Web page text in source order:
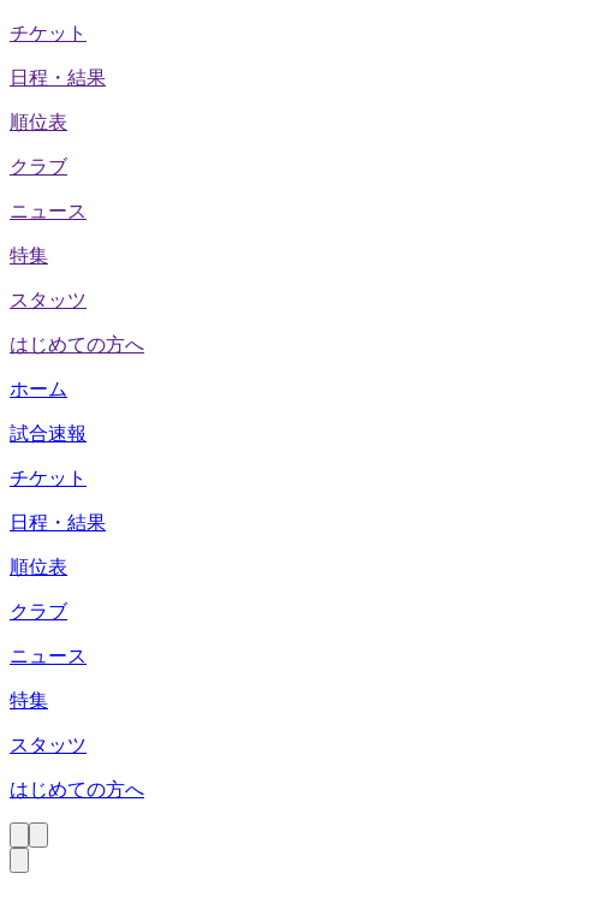
チケット
日程・結果
順位表
クラブ
ニュース
特集
スタッツ
はじめての方へ
ホーム
試合速報
チケット
日程・結果
順位表
クラブ
ニュース
特集
スタッツ
はじめての方へ